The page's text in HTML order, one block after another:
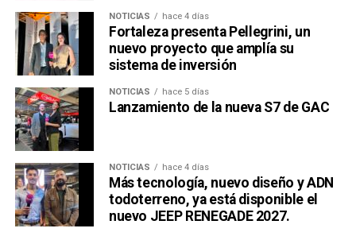
NOTICIAS hace 4 días
Fortaleza presenta Pellegrini, un
nuevo proyecto que amplía su
sistema de inversión
NOTICIAS hace 5 días
Lanzamiento de la nueva S7 de GAC
NOTICIAS hace 4 días
Más tecnología, nuevo diseño y ADN
todoterreno, ya está disponible el
nuevo JEEP RENEGADE 2027.